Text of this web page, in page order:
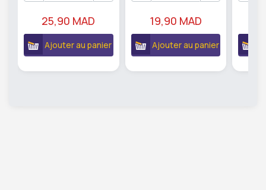
25,90 MAD
Ajouter au panier
19,90 MAD
Ajouter au panier